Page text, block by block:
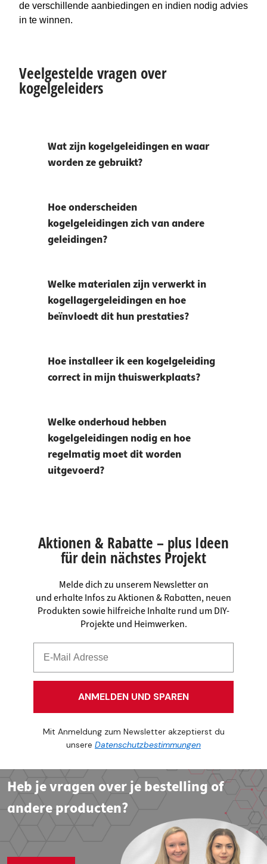
de verschillende aanbiedingen en indien nodig advies
in te winnen.
Veelgestelde vragen over
kogelgeleiders
Wat zijn kogelgeleidingen en waar
worden ze gebruikt?
Hoe onderscheiden
kogelgeleidingen zich van andere
geleidingen?
Welke materialen zijn verwerkt in
kogellagergeleidingen en hoe
beïnvloedt dit hun prestaties?
Hoe installeer ik een kogelgeleiding
correct in mijn thuiswerkplaats?
Welke onderhoud hebben
kogelgeleidingen nodig en hoe
regelmatig moet dit worden
uitgevoerd?
Aktionen & Rabatte – plus Ideen
für dein nächstes Projekt
Melde dich zu unserem Newsletter an
und erhalte Infos zu Aktionen & Rabatten, neuen
Produkten sowie hilfreiche Inhalte rund um DIY-
Projekte und Heimwerken.
ANMELDEN UND SPAREN
Mit Anmeldung zum Newsletter akzeptierst du
unsere Datenschutzbestimmungen
Heb je vragen over je bestelling of
andere producten?